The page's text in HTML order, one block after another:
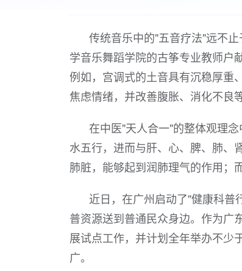
传统音乐中的"五音疗法"远不
学音乐舞蹈学院的古筝专业教师户
例如，宫调式的土音具有沉稳厚重
焦虑情绪，并改善腹胀、消化不良
在中医"天人合一"的整体观理
水五行，进而与肝、心、脾、肺、
肺脏，能够起到润肺理气的作用；
近日，在广州启动了"健康科
普资源送到普通民众身边。作为广
展试点工作，并计划全年举办不少
广。